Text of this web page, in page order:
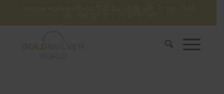
Service-Hotline Mo-Do 8:30 bis 16:30 Uhr. Fr bis 13:45
Uhr. Fon: 07 21 / 75 40 51 30